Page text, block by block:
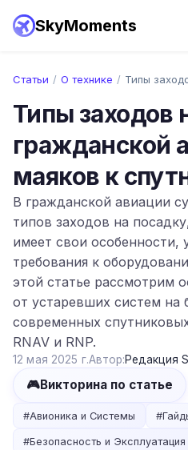
SkyMoments
Статьи / О технике /
Типы заходов
гражданской
маяков к
В гражданской авиации
типов заходов на
имеет свои особенности,
требования к
этой статье рассмотрим
от устаревших систем на
современных
RNAV и RNP.
12 мая 2025 г.Автор:Редакция
🎮Викторина по статье
#Авионика и Системы #
#Безопасность и Эксплуатация